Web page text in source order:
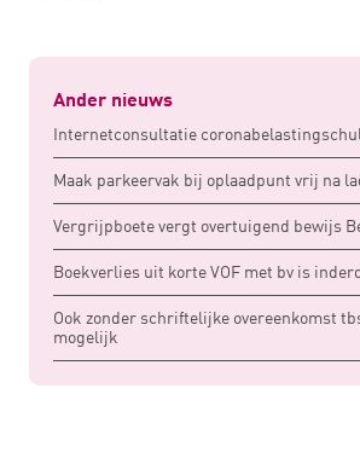
Ander nieuws
Internetconsultatie
Maak parkeervak bij oplaadpunt vrij na
Vergrijpboete vergt overtuigend bewijs
Boekverlies uit korte VOF met bv is
Ook zonder schriftelijke overeenkomst
mogelijk